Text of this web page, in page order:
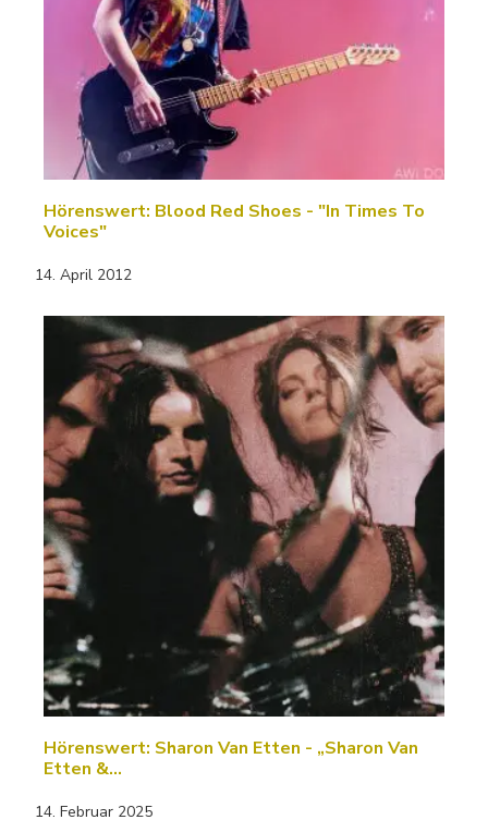
Hörenswert: Blood Red Shoes - "In Times To
Voices"
14. April 2012
Hörenswert: Sharon Van Etten - „Sharon Van
Etten &…
14. Februar 2025